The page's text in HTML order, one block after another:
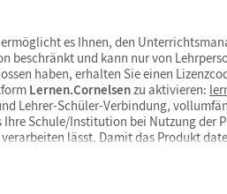
es Ihnen, den
beschränkt und kann nur von
haben, erhalten Sie einen
Lernen.Cornelsenzu aktivieren:
Lehrer-Schüler-Verbindung,
Ihre Schule/Institution bei Nutzung der
verarbeiten lässt. Damit das Produkt